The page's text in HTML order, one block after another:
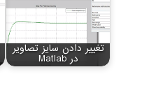
تغییر دادن سایز تصاویر
در Matlab